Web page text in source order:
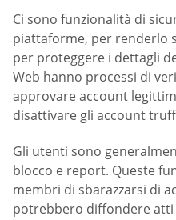
Ci sono funzionalità di
piattaforme, per renderlo
per proteggere i dettagli
Web hanno processi di
approvare account
disattivare gli account
Gli utenti sono
blocco e report. Queste
membri di sbarazzarsi di
potrebbero diffondere